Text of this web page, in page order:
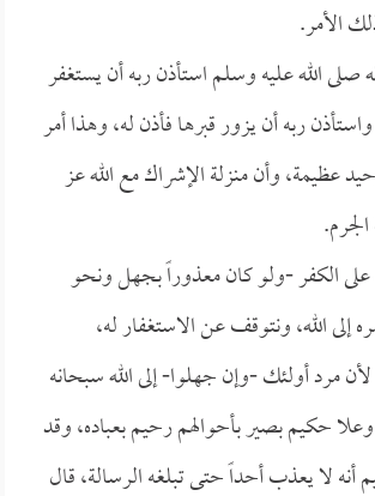
الأمر.
الله عليه وسلم استأذن ربه أن يستغفر
ربه أن يزور قبرها فأذن له، وهذا أمر
عظيمة، وأن منزلة الإشراك مع الله عز
على الكفر -ولو كان معذوراً بجهل ونحو
إلى الله، ونتوقف عن الاستغفار له،
مرد أولئك -وإن جهلوا- إلى الله سبحانه
حكيم بصير بأحوالهم رحيم بعباده، وقد
أنه لا يعذب أحداً حتى تبلغه الرسالة، قال